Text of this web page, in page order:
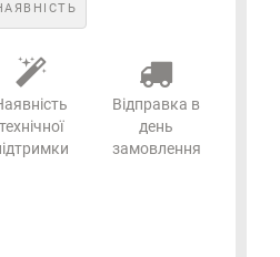
технічної
Відправка в
день
замовлення